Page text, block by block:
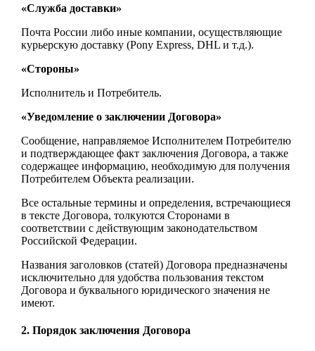
«Служба доставки»
Почта России либо иные компании, осуществляющие
курьерскую доставку (Pony Express, DHL и т.д.).
«Стороны»
Исполнитель и Потребитель.
«Уведомление о заключении Договора»
Сообщение, направляемое Исполнителем Потребителю
и подтверждающее факт заключения Договора, а также
содержащее информацию, необходимую для получения
Потребителем Объекта реализации.
Все остальные термины и определения, встречающиеся
в тексте Договора, толкуются Сторонами в
соответствии с действующим законодательством
Российской Федерации.
Названия заголовков (статей) Договора предназначены
исключительно для удобства пользования текстом
Договора и буквального юридического значения не
имеют.
2. Порядок заключения Договора